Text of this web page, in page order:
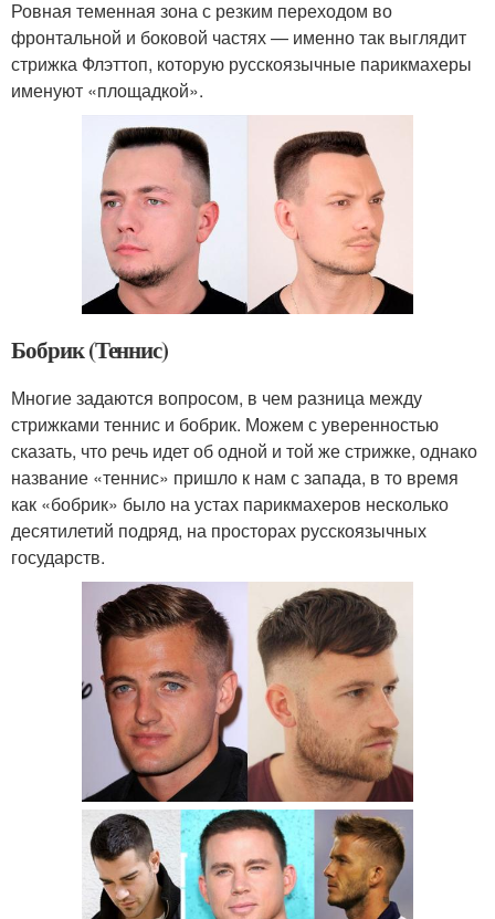
Ровная теменная зона с резким переходом во
фронтальной и боковой частях — именно так выглядит
стрижка Флэттоп, которую русскоязычные парикмахеры
именуют «площадкой».
Бобрик (Теннис)
Многие задаются вопросом, в чем разница между
стрижками теннис и бобрик. Можем с уверенностью
сказать, что речь идет об одной и той же стрижке, однако
название «теннис» пришло к нам с запада, в то время
как «бобрик» было на устах парикмахеров несколько
десятилетий подряд, на просторах русскоязычных
государств.